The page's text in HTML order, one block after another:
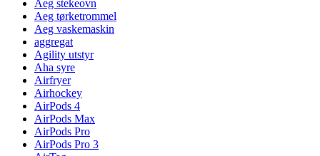
Aeg stekeovn
Aeg tørketrommel
Aeg vaskemaskin
aggregat
Agility utstyr
Aha syre
Airfryer
Airhockey
AirPods 4
AirPods Max
AirPods Pro
AirPods Pro 3